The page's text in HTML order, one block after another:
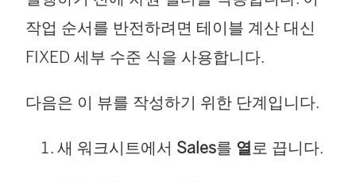
작업 순서를 반전하려면 테이블 계산 대신
FIXED 세부 수준 식을 사용합니다.
다음은 이 뷰를 작성하기 위한 단계입니다.
새 워크시트에서 Sales를 열 로 끕니다.